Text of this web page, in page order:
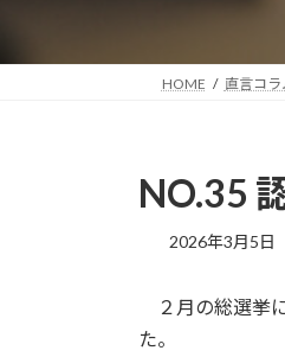
HOME 直言コラ
NO.35
2026年3月5日
２月の総選挙
た。